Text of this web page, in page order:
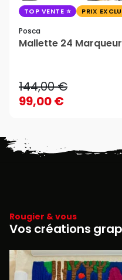
TOP VENTE PRIX
Posca
Mallette 24
144,00 €
99,00 €
Rougier & vous
Vos créations